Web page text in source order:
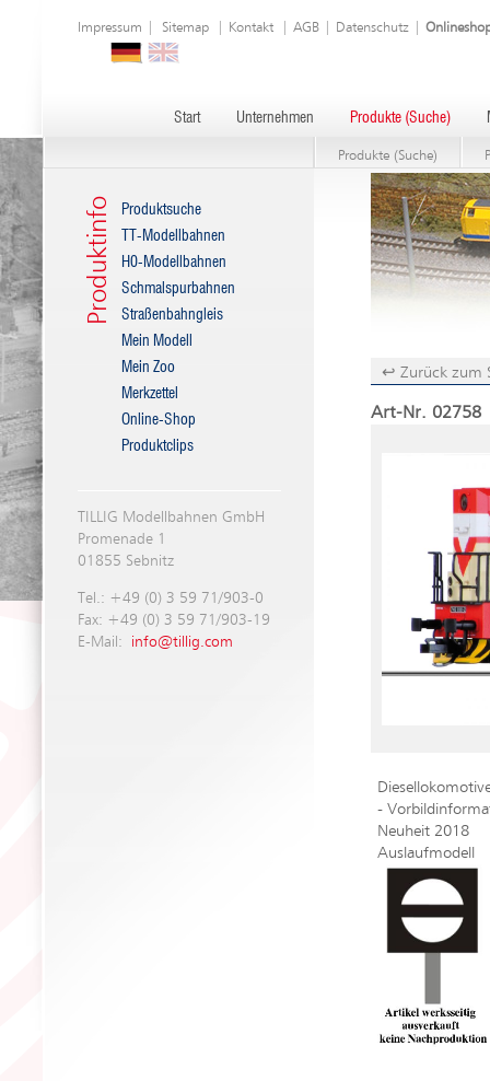
Impressum Sitemap Kontakt AGB Datenschutz
Start Unternehmen Produkte (Suche)
Produkte (Suche)
Produktinfo
Produktsuche
TT-Modellbahnen
H0-Modellbahnen
Schmalspurbahnen
Straßenbahngleis
Mein Modell
Mein Zoo
Merkzettel
Online-Shop
Produktclips
TILLIG Modellbahnen GmbH
Promenade 1
01855 Sebnitz
Tel.: +49 (0) 3 59 71/903-0
Fax: +49 (0) 3 59 71/903-19
E-Mail: info@tillig.com
↩ Zurück zum
Art-Nr. 02758
-
Neuheit 2018
Auslaufmodell